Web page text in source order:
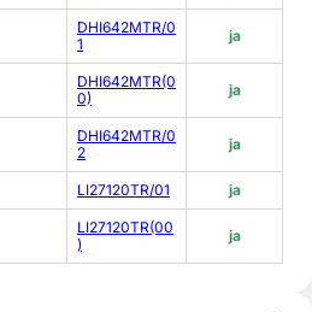
DHI642MTR/0
1
ja
DHI642MTR(0
0)
ja
DHI642MTR/0
2
ja
LI27120TR/01 ja
LI27120TR(00
)
ja